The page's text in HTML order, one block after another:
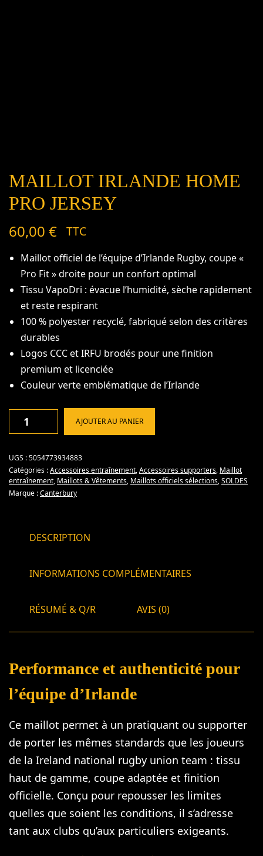
MAILLOT IRLANDE HOME
PRO JERSEY
60,00€ TTC
Maillot officiel de l’équipe d’Irlande Rugby, coupe «
Pro Fit » droite pour un confort optimal
Tissu VapoDri : évacue l’humidité, sèche rapidement
et reste respirant
100 % polyester recyclé, fabriqué selon des critères
durables
Logos CCC et IRFU brodés pour une finition
premium et licenciée
Couleur verte emblématique de l’Irlande
AJOUTER AU PANIER
UGS :5054773934883
Catégories :Accessoires entraînement,Accessoires supporters, Maillot
entraînement, Maillots & Vêtements, Maillots officiels sélections,SOLDES
Marque :Canterbury
DESCRIPTION
INFORMATIONS COMPLÉMENTAIRES
RÉSUMÉ & Q/R AVIS (0)
Performance et authenticité pour
l’équipe d’Irlande
Ce maillot permet à un pratiquant ou supporter
de porter les mêmes standards que les joueurs
de la Ireland national rugby union team : tissu
haut de gamme, coupe adaptée et finition
officielle. Conçu pour repousser les limites
quelles que soient les conditions, il s’adresse
tant aux clubs qu’aux particuliers exigeants.